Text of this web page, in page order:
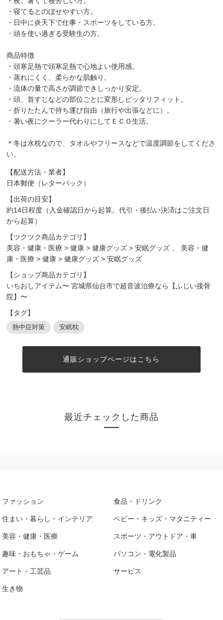
・寝てるとのぼせやすい方。
・日中に炎天下で仕事・スポーツをしている方。
・頭を使い過ぎる受験生の方。
商品特徴
・頭寒足熱で頭寒足熱で心地よい使用感。
・蒸れにくく、柔らかな肌触り。
・流体の量で高さが調節できしっかり安定。
・頭、首すじなどの部位ごとに変形しピッタリフィット。
・折りたたんで持ち運び自由（旅行や出張などに）。
・暑い夜にクーラー代わりにしてＥＣＯ生活。
＊冬は水枕なので、タオルやフリースなどで温度調節をしてくださ
い。
【配送方法・業者】
日本郵便（レターパック）
【出荷の目安】
約14日程度（入金確認日から起算。代引・後払い決済はご注文日
から起算）
【ツクツク商品カテゴリ】
美容・健康・医療 >健康 >健康グッズ >安眠グッズ
美容・健
康・医療 >健康 >健康グッズ >安眠グッズ
【ショップ商品カテゴリ】
いちおしアイテム〜 宮城県仙台市で超音波治療なら【ふじい接骨
院】〜
【タグ】
熱中症対策 安眠枕
通販ショップページはこちら
最近チェックした商品
ファッション 食品・ドリンク
住まい・暮らし・インテリア ベビー・キッズ・マタニティー
美容・健康・医療 スポーツ・アウトドア・車
趣味・おもちゃ・ゲーム パソコン・電化製品
アート・工芸品 サービス
生き物